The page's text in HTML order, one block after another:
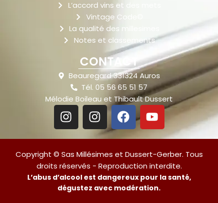
L’accord vins et des mets
Vintage Code©
La qualité des millesimes
Notes et classements
CONTACT
Beauregard 331324 Auros
Tél. 05 56 65 51 57
Mélodie Boileau et Thibault Dussert
Copyright © Sas Millésimes et Dussert-Gerber. Tous
droits réservés - Reproduction interdite.
L’abus d’alcool est dangereux pour la santé,
dégustez avec modération.